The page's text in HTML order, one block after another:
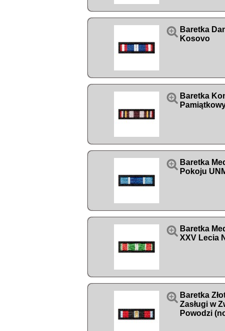
 Baretka
Kosovo
 Baretka
 Baretka
Pokoju
 Baretka
XXV Lecia
 Baretka
Zasługi w
Powodzi